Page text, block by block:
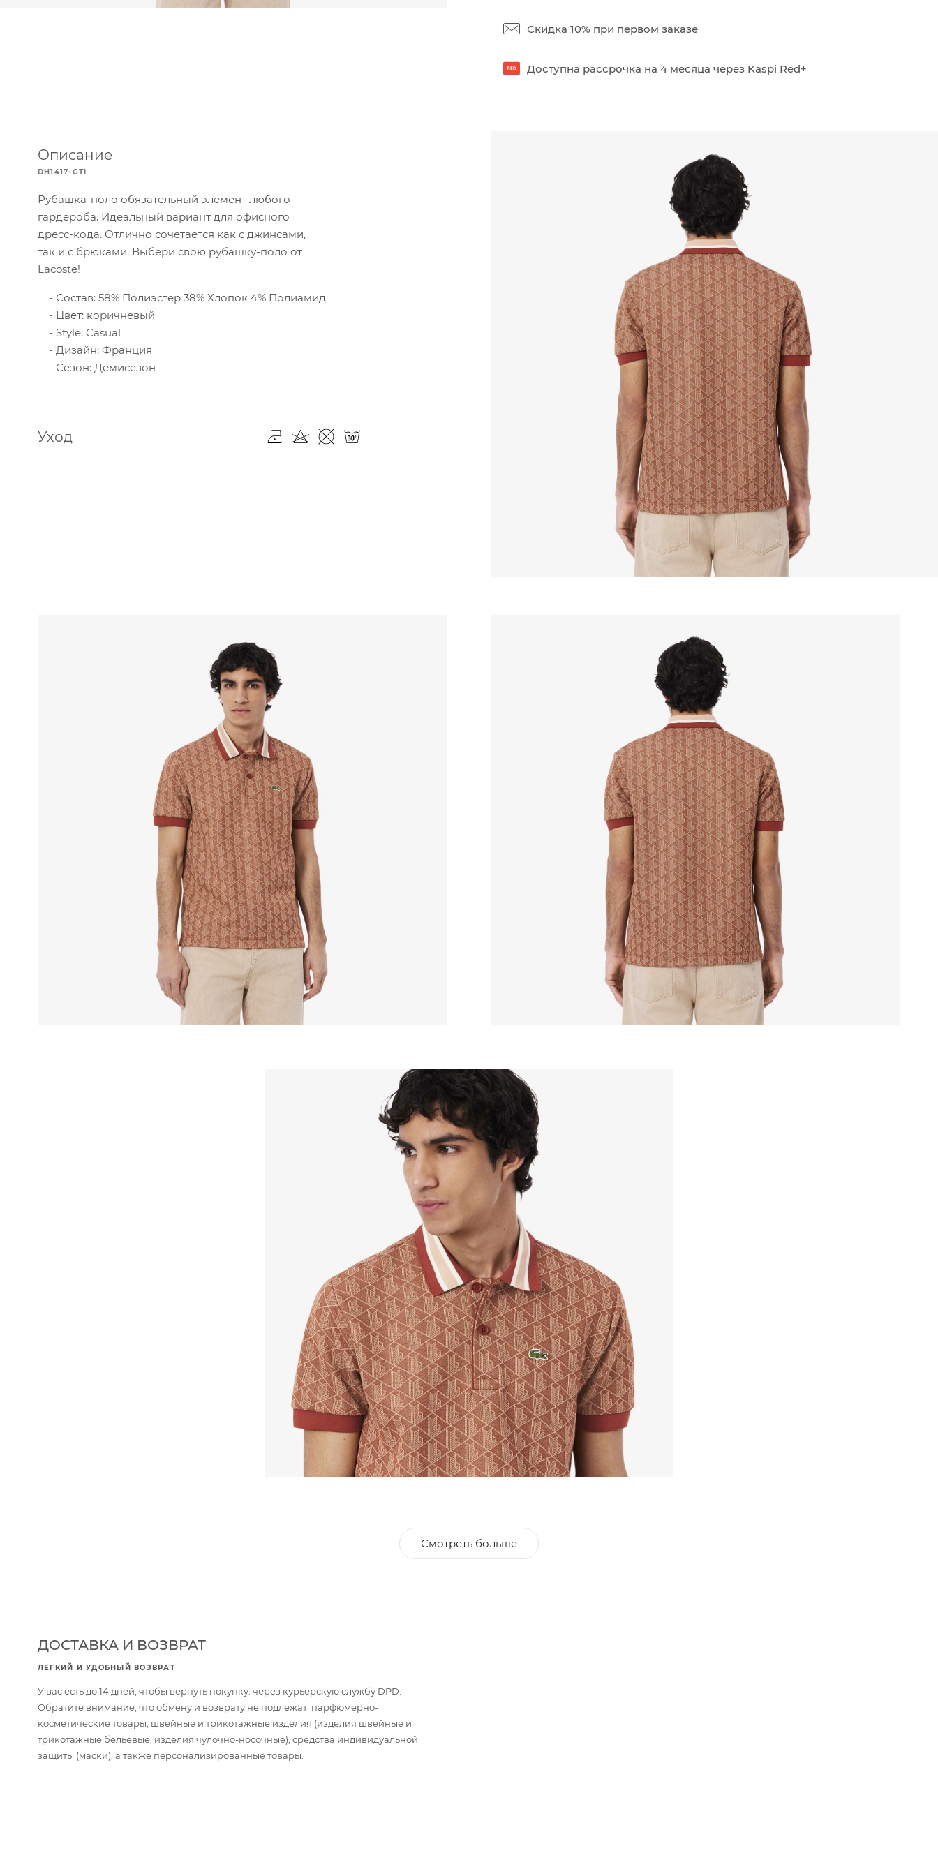
Скидка 10% при первом заказе
Доступна рассрочка на 4 месяца через Kaspi Red+
Описание
DH1417-GTI
Рубашка-поло обязательный элемент любого
гардероба. Идеальный вариант для офисного
дресс-кода. Отлично сочетается как с джинсами,
так и с брюками. Выбери свою рубашку-поло от
Lacoste!
Состав: 58% Полиэстер 38% Хлопок 4% Полиамид
Цвет: коричневый
Style: Casual
Дизайн: Франция
Сезон: Демисезон
Уход
Смотреть больше
ДОСТАВКА И ВОЗВРАТ
ЛЕГКИЙ И УДОБНЫЙ ВОЗВРАТ
У вас есть до 14 дней, чтобы вернуть покупку: через курьерскую службу DPD.
Обратите внимание, что обмену и возврату не подлежат: парфюмерно-
косметические товары, швейные и трикотажные изделия (изделия швейные и
трикотажные бельевые, изделия чулочно-носочные), средства индивидуальной
защиты (маски), а также персонализированные товары.